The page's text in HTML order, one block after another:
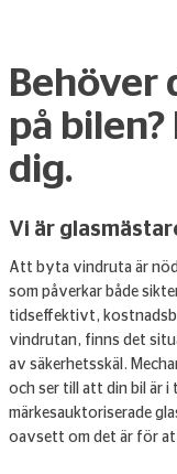
Behöver
på
dig.
Vi är
Att byta vindruta är
som påverkar både
tidseffektivt,
vindrutan, finns det
av säkerhetsskäl.
och ser till att din bil är i
märkesauktoriserade
oavsett om det är för